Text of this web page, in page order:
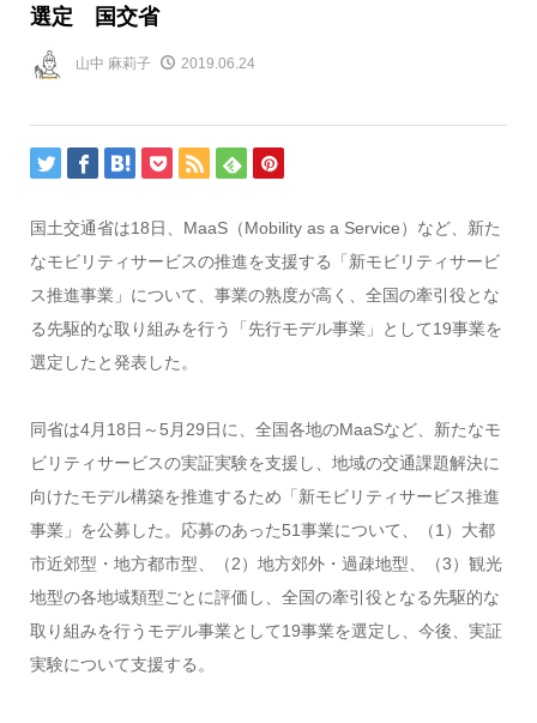
選定 国交省
山中 麻莉子 2019.06.24
国土交通省は18日、MaaS（Mobility as a Service）など、新た
なモビリティサービスの推進を支援する「新モビリティサービ
ス推進事業」について、事業の熟度が高く、全国の牽引役とな
る先駆的な取り組みを行う「先行モデル事業」として19事業を
選定したと発表した。
同省は4月18日～5月29日に、全国各地のMaaSなど、新たなモ
ビリティサービスの実証実験を支援し、地域の交通課題解決に
向けたモデル構築を推進するため「新モビリティサービス推進
事業」を公募した。応募のあった51事業について、（1）大都
市近郊型・地方都市型、（2）地方郊外・過疎地型、（3）観光
地型の各地域類型ごとに評価し、全国の牽引役となる先駆的な
取り組みを行うモデル事業として19事業を選定し、今後、実証
実験について支援する。